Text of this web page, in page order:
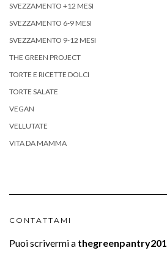
SVEZZAMENTO +12 MESI
SVEZZAMENTO 6-9 MESI
SVEZZAMENTO 9-12 MESI
THE GREEN PROJECT
TORTE E RICETTE DOLCI
TORTE SALATE
VEGAN
VELLUTATE
VITA DA MAMMA
CONTATTAMI
Puoi scrivermi a